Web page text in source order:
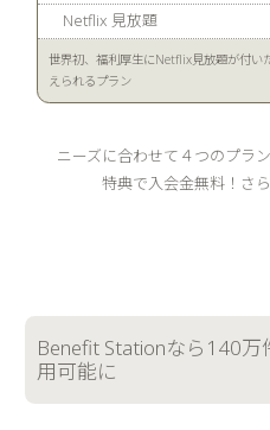
Netflix 見放題
世界初、福利厚生にNetflix見放題が付い
えられるプラン
ニーズに合わせて４つのプラ
特典で入会金無料！さ
Benefit Stationなら140
用可能に